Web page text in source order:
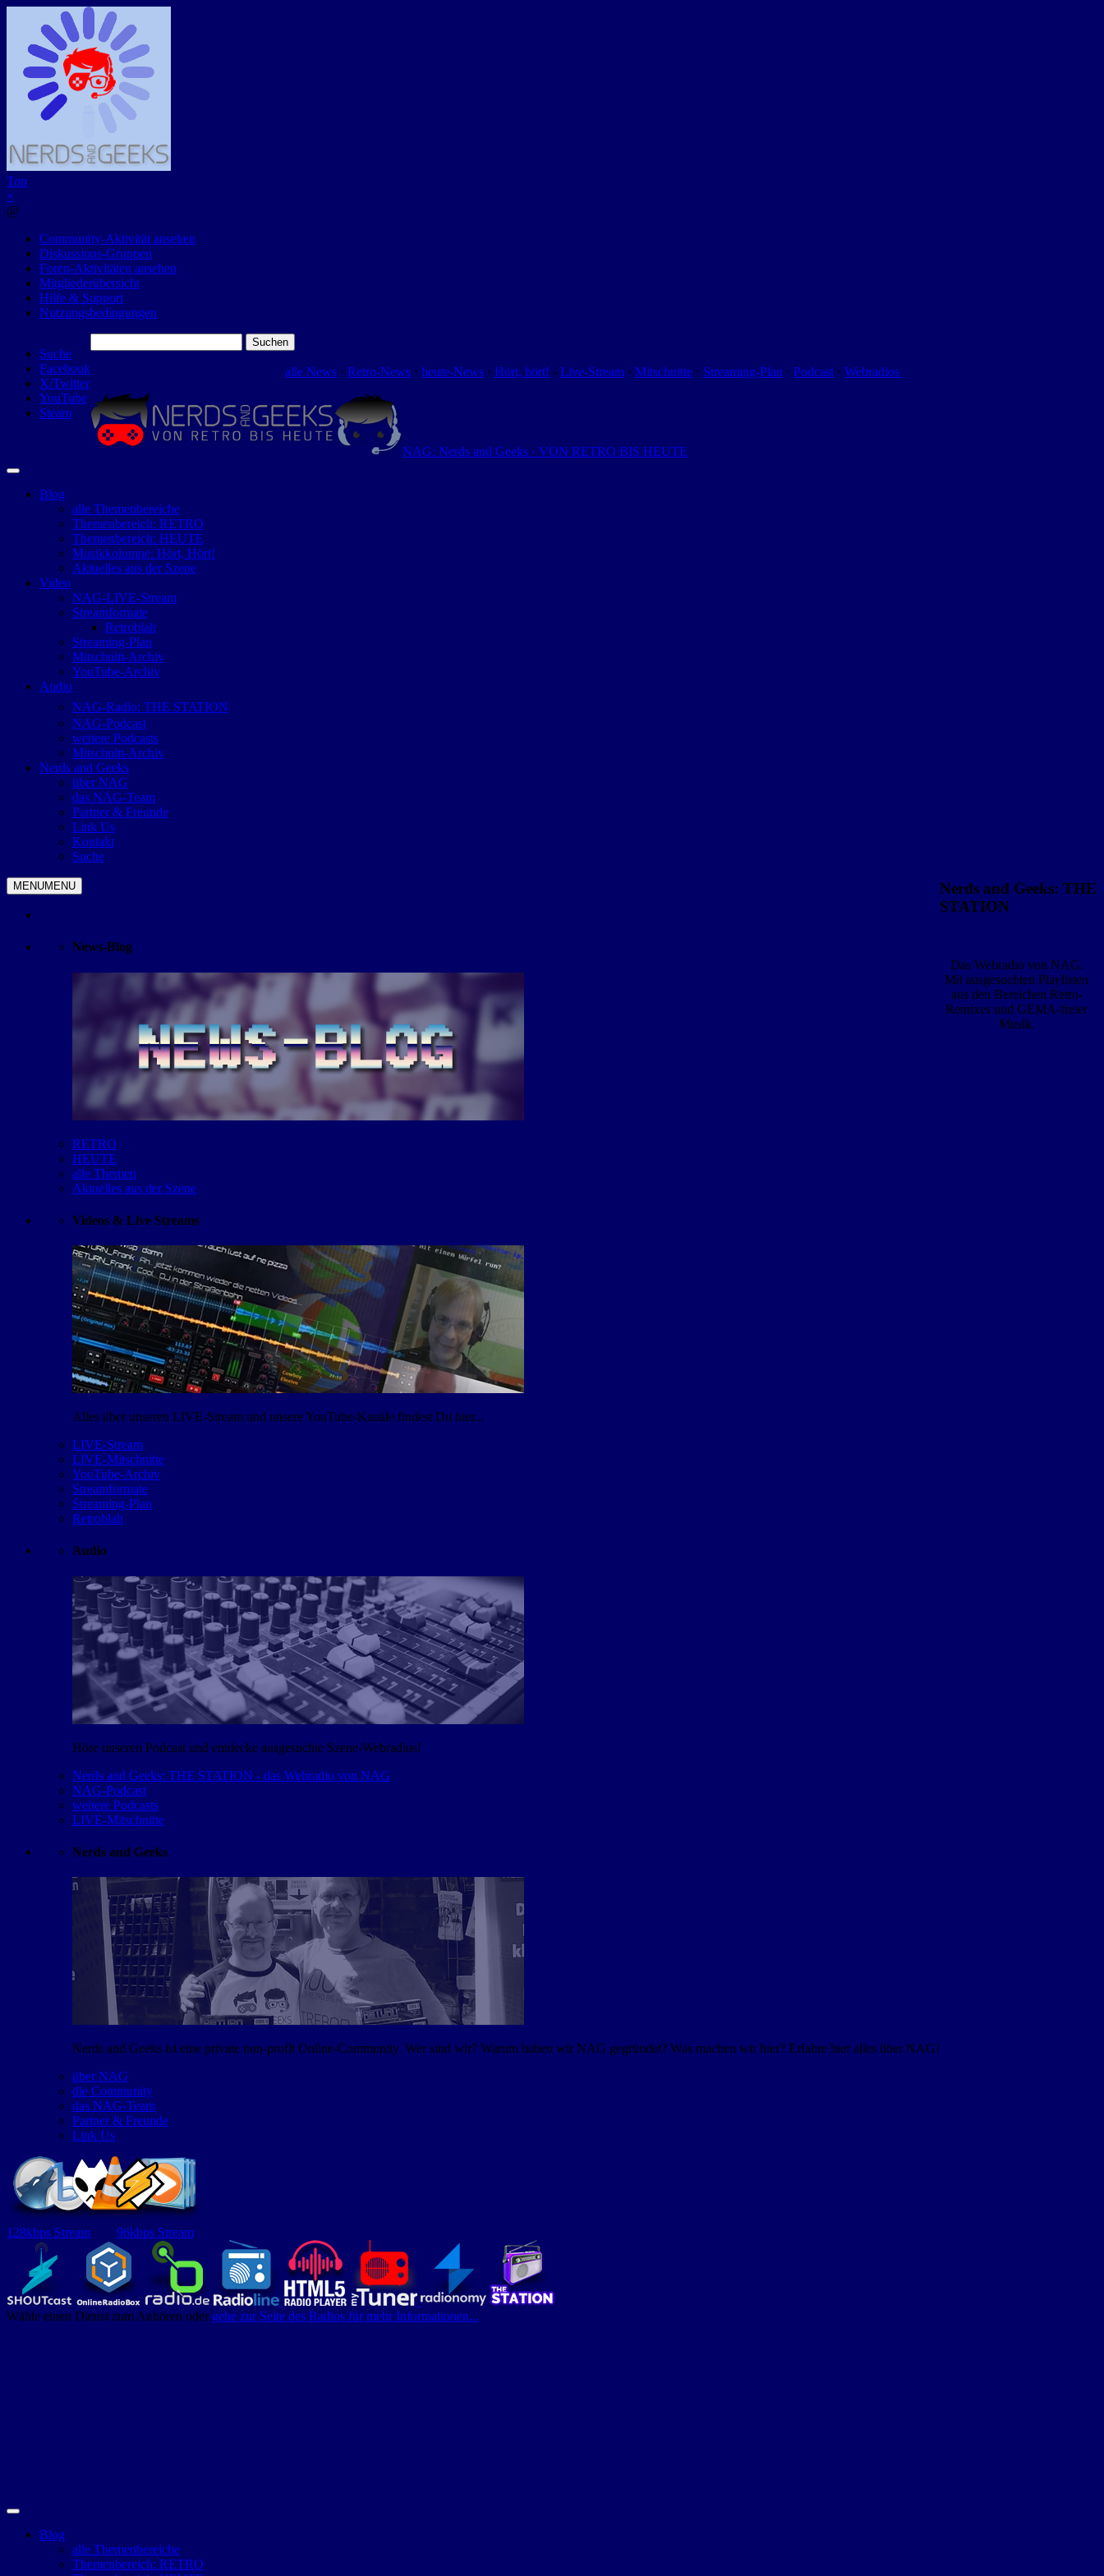
Top
×
@
Community-Aktivität ansehen
Diskussions-Gruppen
Foren-Aktivitäten ansehen
Mitgliederübersicht
Hilfe & Support
Nutzungsbedingungen
Suche
Facebook
X/Twitter
YouTube
Steam
nach:
alle News ⋅ Retro-News ⋅ heute-News ⋅ Hört, hört! - Live-Stream ⋅ Mitschnitte ⋅ Streaming-Plan ⋅ Podcast ⋅ Webradios
NAG: Nerds and Geeks · VON RETRO BIS HEUTE
Blog
alle Themenbereiche
Themenbereich: RETRO
Themenbereich: HEUTE
Musikkolumne: Hört, Hört!
Aktuelles aus der Szene
Video
NAG-LIVE-Stream
Streamformate
Retroblah
Streaming-Plan
Mitschnitt-Archiv
YouTube-Archiv
Audio
NAG-Radio: THE STATION
NAG-Podcast
weitere Podcasts
Mitschnitt-Archiv
Nerds and Geeks
über NAG
das NAG-Team
Partner & Freunde
Link Us
Kontakt
Suche
MENUMENU
News-Blog
RETRO
HEUTE
alle Themen
Aktuelles aus der Szene
Videos & Live Streams
Alles über unseren LIVE-Stream und unsere YouTube-Kanäle findest Du hier...
LIVE-Stream
LIVE-Mitschnitte
YouTube-Archiv
Streamformate
Streaming-Plan
Retroblah
Audio
Höre unseren Podcast und entdecke ausgesuchte Szene-Webradios!
Nerds and Geeks: THE STATION - das Webradio von NAG
NAG-Podcast
weitere Podcasts
LIVE-Mitschnitte
Nerds and Geeks
Nerds and Geeks ist eine private non-profit Online-Community. Wer sind wir? Warum haben wir NAG gegründet? Was machen wir hier? Erfahre hier alles über NAG!
über NAG
die Community
das NAG-Team
Partner & Freunde
Link Us
Nerds and Geeks: THE
STATION
Das Webradio von NAG.
Mit ausgesuchten Playlisten
aus den Bereichen Retro-
Remixes und GEMA-freier
Musik.
128kbps Stream 96kbps Stream
Wähle einen Dienst zum Anhören oder gehe zur Seite des Radios für mehr Informationen...
Blog
alle Themenbereiche
Themenbereich: RETRO